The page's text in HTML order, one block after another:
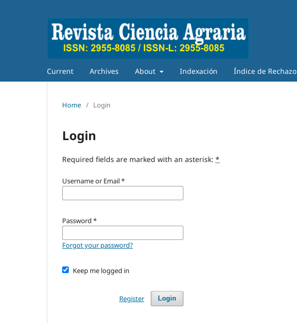
Current Archives About Indexación Índice de Rechazo
Home / Login
Login
Required fields are marked with an asterisk: *
Username or Email*
Password *
Forgot your password?
Keep me logged in
Login
Register